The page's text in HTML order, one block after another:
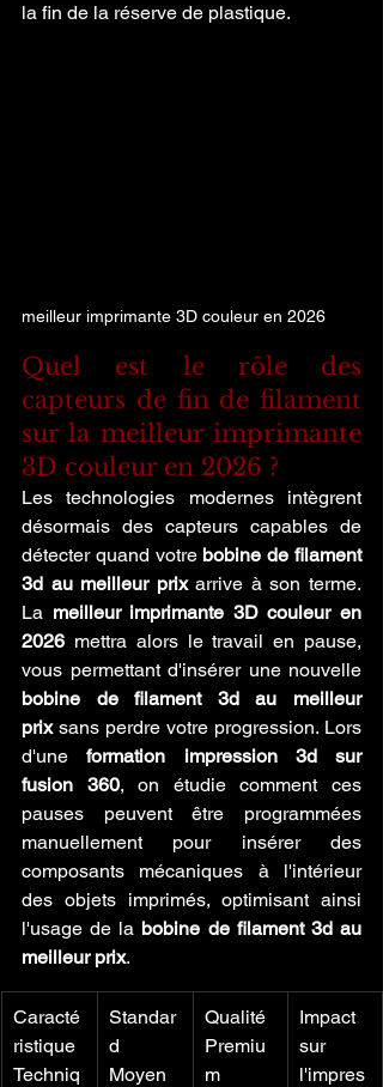
la fin de la réserve de plastique.
meilleur imprimante 3D couleur en 2026
Quel est le rôle des
capteurs de fin de filament
sur la meilleur imprimante
3D couleur en 2026 ?
Les technologies modernes intègrent
désormais des capteurs capables de
détecter quand votre bobine de filament
3d au meilleur prix arrive à son terme.
La meilleur imprimante 3D couleur en
2026 mettra alors le travail en pause,
bobine de filament 3d au meilleur
prix sans perdre votre progression. Lors
d'une formation impression 3d sur
fusion 360, on étudie comment ces
pauses peuvent être programmées
manuellement pour insérer des
composants mécaniques à l'intérieur
des objets imprimés, optimisant ainsi
l'usage de la bobine de filament 3d au
meilleur prix.
Caracté
ristique
Techniq
Standar
d
Moyen
Qualité
Premiu
m
Impact
sur
l'impres